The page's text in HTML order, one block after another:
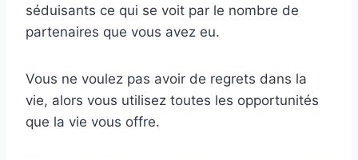
séduisants ce qui se voit par le nombre de
partenaires que vous avez eu.
Vous ne voulez pas avoir de regrets dans la
vie, alors vous utilisez toutes les opportunités
que la vie vous offre.